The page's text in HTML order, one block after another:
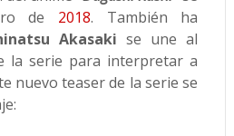
de 2018. También ha
Akasaki se une al
la serie para interpretar a
nuevo teaser de la serie se